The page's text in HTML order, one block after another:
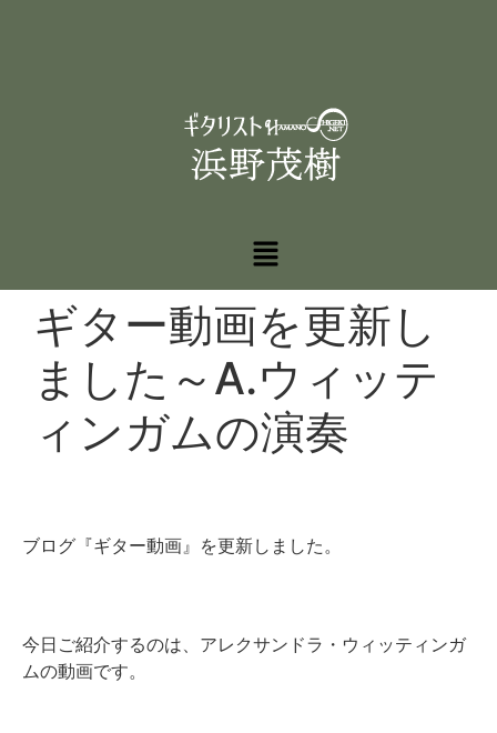
ギター動画を更新し
ました～A.ウィッテ
ィンガムの演奏
ブログ『ギター動画』を更新しました。
今日ご紹介するのは、アレクサンドラ・ウィッティンガ
ムの動画です。